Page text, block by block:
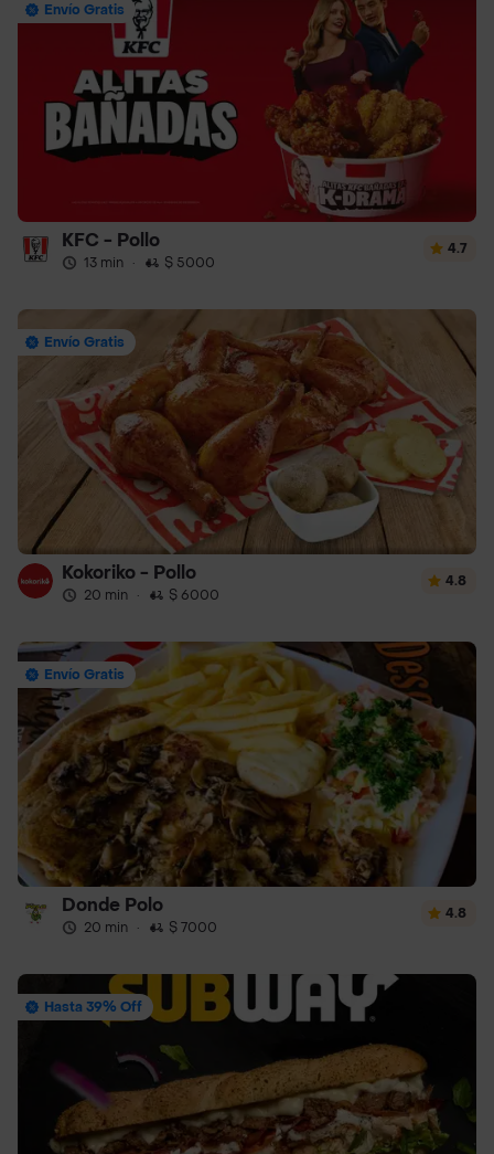
Envío Gratis
KFC - Pollo
13 min · $ 5000
4.7
Envío Gratis
Kokoriko - Pollo
20 min · $ 6000
4.8
Envío Gratis
Donde Polo
20 min · $ 7000
4.8
Hasta 39% Off